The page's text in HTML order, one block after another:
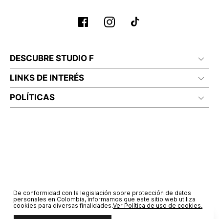
DESCUBRE STUDIO F
LINKS DE INTERÉS
POLÍTICAS
De conformidad con la legislación sobre protección de datos
personales en Colombia, informamos que este sitio web utiliza
cookies para diversas finalidades.Ver Política de uso de cookies.